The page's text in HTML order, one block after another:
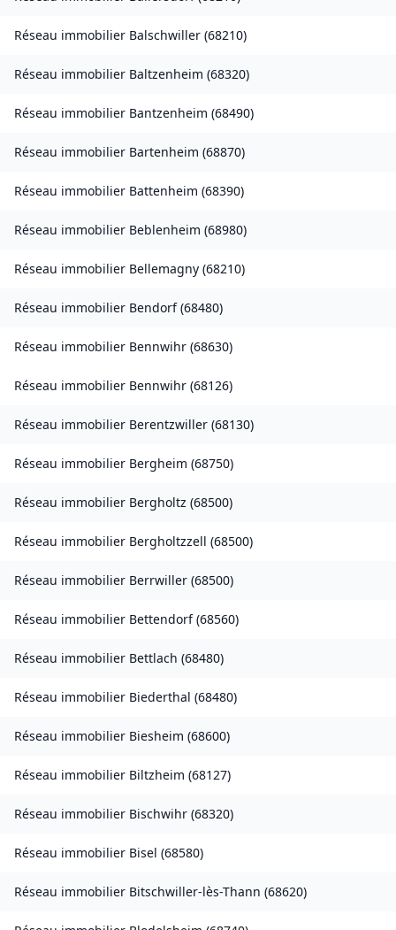
Réseau immobilier Balschwiller (68210)
Réseau immobilier Baltzenheim (68320)
Réseau immobilier Bantzenheim (68490)
Réseau immobilier Bartenheim (68870)
Réseau immobilier Battenheim (68390)
Réseau immobilier Beblenheim (68980)
Réseau immobilier Bellemagny (68210)
Réseau immobilier Bendorf(68480)
Réseau immobilier Bennwihr (68630)
Réseau immobilier Bennwihr (68126)
Réseau immobilier Berentzwiller (68130)
Réseau immobilier Bergheim (68750)
Réseau immobilier Bergholtz (68500)
Réseau immobilier Bergholtzzell (68500)
Réseau immobilier Berrwiller (68500)
Réseau immobilier Bettendorf(68560)
Réseau immobilier Bettlach (68480)
Réseau immobilier Biederthal (68480)
Réseau immobilier Biesheim (68600)
Réseau immobilier Biltzheim (68127)
Réseau immobilier Bischwihr (68320)
Réseau immobilier Bisel (68580)
Réseau immobilier Bitschwiller-lès-Thann (68620)